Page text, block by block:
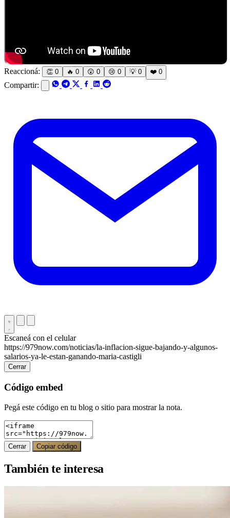
Reaccioná: 👏 0 🔥 0 😲 0 😢 0 💡 0 ❤️ 0
Compartir:
Escaneá con el celular
https://979now.com/noticias/la-inflacion-sigue-bajando-y-algunos-
salarios-ya-le-estan-ganando-maria-castigli
Cerrar
Código embed
Pegá este código en tu blog o sitio para mostrar la nota.
Cerrar Copiar código
También te interesa